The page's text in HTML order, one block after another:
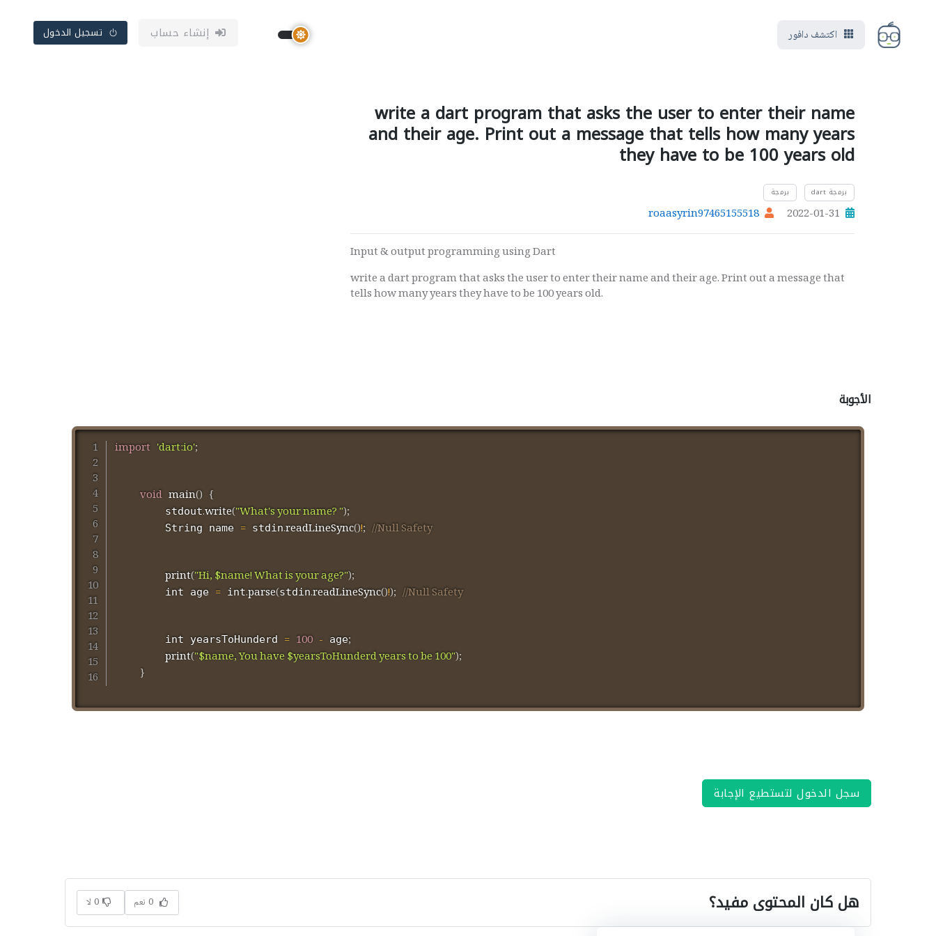
اكتشف دافور إنشاء حساب تسجيل الدخول
write a dart program that asks the user to enter their name
and their age. Print out a message that tells how many years
they have to be 100 years old
برمجة dart برمجة
2022-01-31
roaasyrin97465155518
Input & output programming using Dart
write a dart program that asks the user to enter their name and their age. Print out a message that
tells how many years they have to be 100 years old.
الأجوبة
import 'dart:io';
void main() {
	    stdout
.write("What's your name? ");
	    String name
= stdin.readLineSync()!; //Null Safety
print("Hi, $name! What is your age?");
	    int age
= int.parse(stdin.readLineSync()!); //Null Safety
	    int yearsToHunderd
= 100 - age;
print("$name, You have $yearsToHunderd years to be 100");
}
سجل الدخول لتستطيع الإجابة
هل كان المحتوى مفيد؟ 0 نعم 0 لا